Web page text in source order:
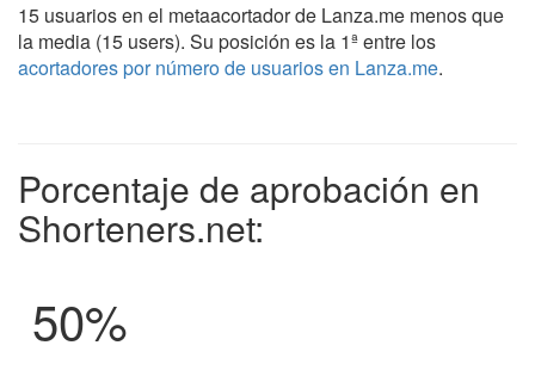
15 usuarios en el metaacortador de Lanza.me menos que
la media (15 users). Su posición es la 1ª entre los
acortadores por número de usuarios en Lanza.me.
Porcentaje de aprobación en
Shorteners.net:
50%